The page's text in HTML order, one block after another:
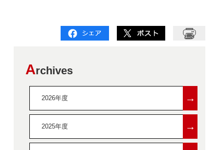
Archives
2026年度 →
2025年度 →